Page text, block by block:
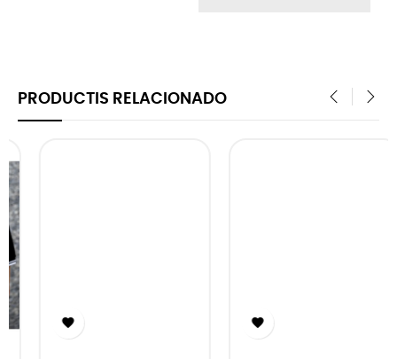
PRODUCTIS RELACIONADO